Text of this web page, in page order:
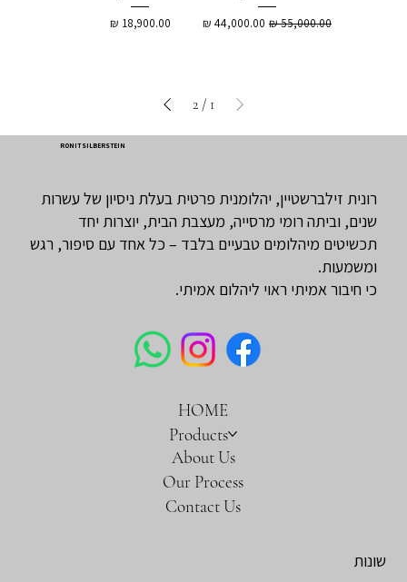
מחיר רגיל‏55,000.00 ‏₪ מחיר מבצע מחיר
1
/
2
RONIT SILBERSTEIN
רונית זילברשטיין, יהלומנית פרטית בעלת ניסיון של עשרות
שנים, וביתה רומי מרסייה, מעצבת הבית, יוצרות יחד
תכשיטים מיהלומים טבעיים בלבד – כל אחד עם סיפור, רגש
ומשמעות.
כי חיבור אמיתי ראוי ליהלום אמיתי.
HOME
Products
About Us
Our Process
Contact Us
שונות